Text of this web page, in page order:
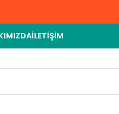
İLETIŞIM